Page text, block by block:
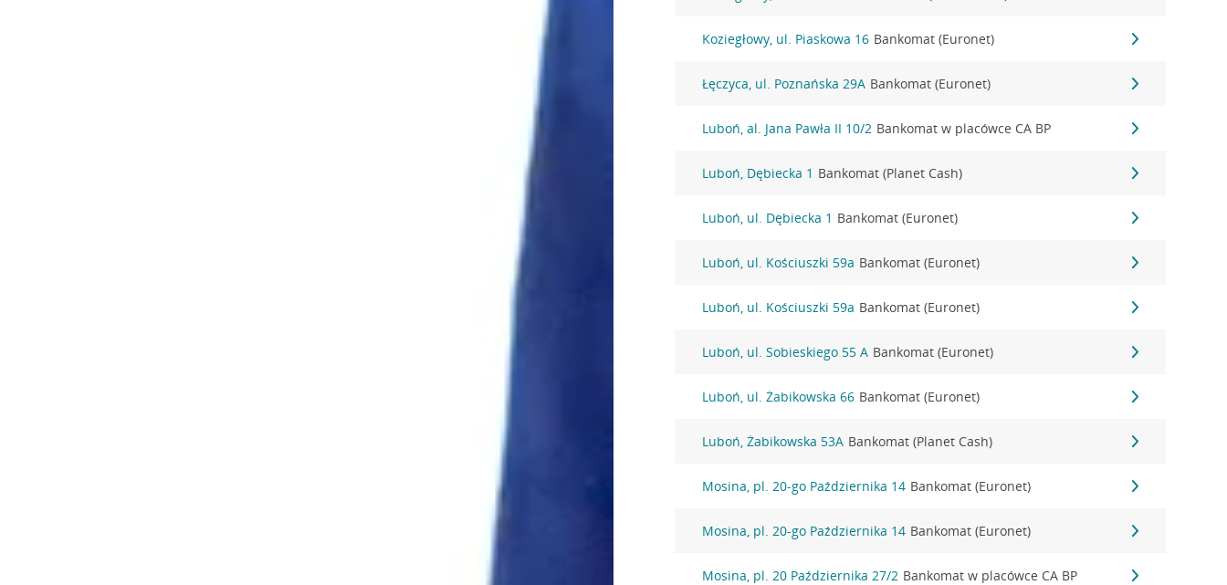
Koziegłowy, ul. Piaskowa 16 Bankomat (Euronet)
Łęczyca, ul. Poznańska 29A Bankomat (Euronet)
Luboń, al. Jana Pawła II 10/2 Bankomat w placówce CA BP
Luboń, Dębiecka 1 Bankomat (Planet Cash)
Luboń, ul. Dębiecka 1 Bankomat (Euronet)
Luboń, ul. Kościuszki 59a Bankomat (Euronet)
Luboń, ul. Kościuszki 59a Bankomat (Euronet)
Luboń, ul. Sobieskiego 55 A Bankomat (Euronet)
Luboń, ul. Żabikowska 66 Bankomat (Euronet)
Luboń, Żabikowska 53A Bankomat (Planet Cash)
Mosina, pl. 20-go Października 14 Bankomat (Euronet)
Mosina, pl. 20-go Października 14 Bankomat (Euronet)
Mosina, pl. 20 Października 27/2 Bankomat w placówce CA BP